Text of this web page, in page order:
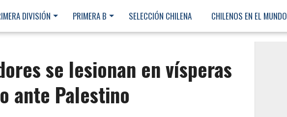
DIVISIÓN PRIMERA B SELECCIÓN CHILENA CHILENOS EN EL MUNDO
se lesionan en vísperas
ante Palestino